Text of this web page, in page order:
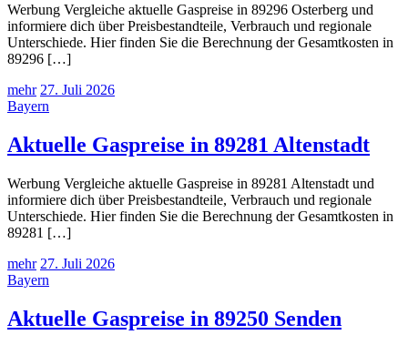
Werbung Vergleiche aktuelle Gaspreise in 89296 Osterberg und
informiere dich über Preisbestandteile, Verbrauch und regionale
Unterschiede. Hier finden Sie die Berechnung der Gesamtkosten in
89296 […]
mehr 27. Juli 2026
Bayern
Aktuelle Gaspreise in 89281 Altenstadt
Werbung Vergleiche aktuelle Gaspreise in 89281 Altenstadt und
informiere dich über Preisbestandteile, Verbrauch und regionale
Unterschiede. Hier finden Sie die Berechnung der Gesamtkosten in
89281 […]
mehr 27. Juli 2026
Bayern
Aktuelle Gaspreise in 89250 Senden